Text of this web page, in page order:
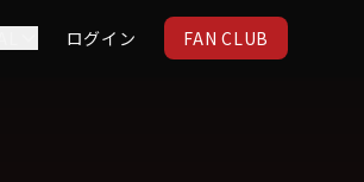
ログイン FAN CLUB